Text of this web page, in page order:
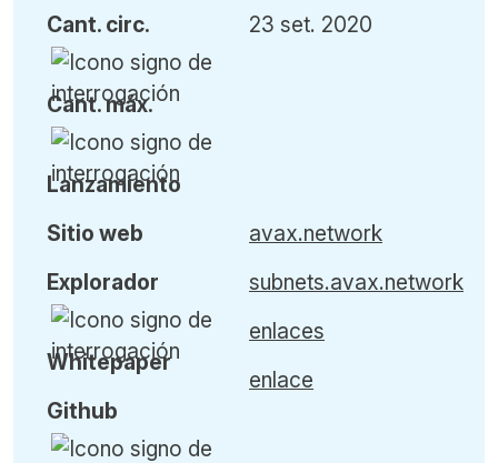
Cant. circ.
Cant.máx.
Lanzamiento
23 set. 2020
Sitio web
Explorador
Whitepaper
Github
avax.network
subnets.avax.network
enlaces
enlace